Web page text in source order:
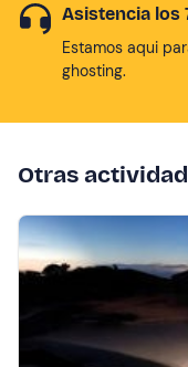
Asistencia los
Estamos aqui
ghosting.
Otras